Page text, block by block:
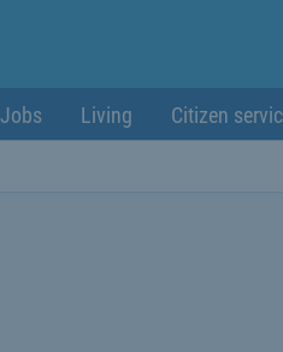
Jobs Living Citizen